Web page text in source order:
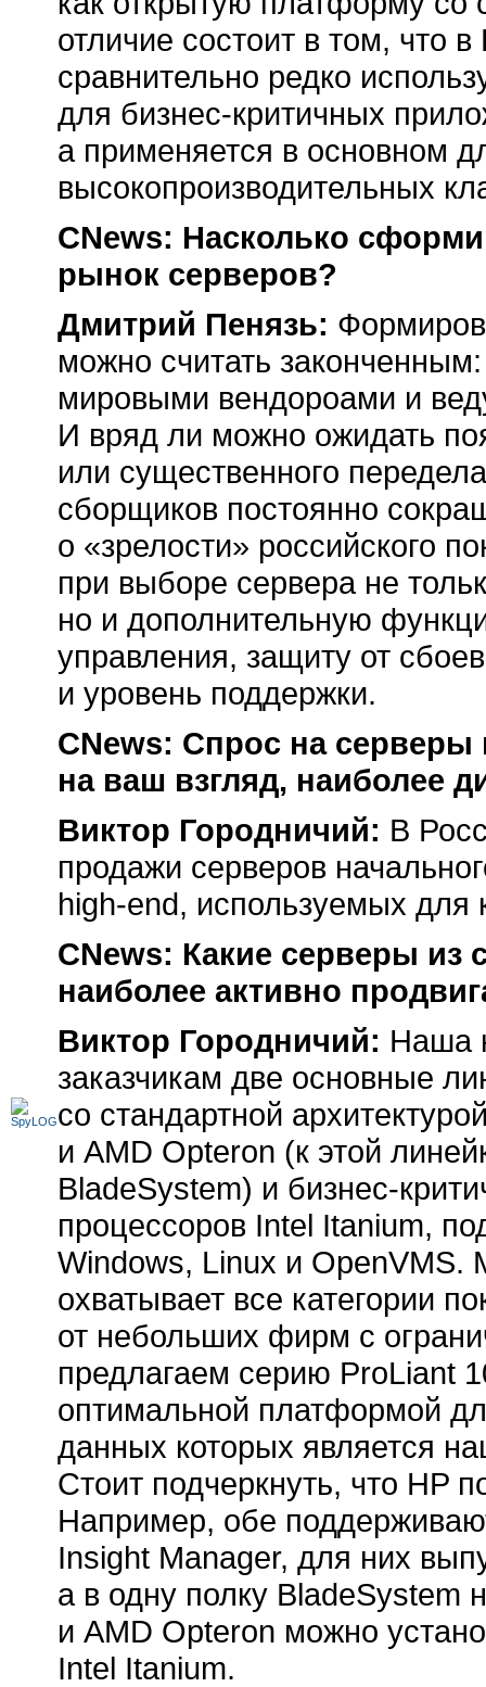
отличие состоит в том, что
сравнительно редко
для бизнес-критичных
а применяется в основном
высокопроизводительных
CNews: Насколько
рынок серверов?
Дмитрий Пенязь:
можно считать
мировыми вендороами и
И вряд ли можно ожидать
или существенного
сборщиков постоянно
о «зрелости» российского
при выборе сервера не
но и дополнительную
управления, защиту от
и уровень поддержки.
CNews: Спрос на серверы
на ваш взгляд, наиболее
Виктор Городничий: В
продажи серверов
high-end, используемых для
CNews: Какие серверы из
наиболее активно
Виктор Городничий: Наша
заказчикам две основные
со стандартной
и AMD Opteron (к этой
BladeSystem) и бизнес-
процессоров Intel Itanium,
Windows, Linux и
охватывает все категории
от небольших фирм с
предлагаем серию ProLiant
оптимальной платформой
данных которых является
Стоит подчеркнуть, что HP
Например, обе
Insight Manager, для них
а в одну полку BladeSystem
и AMD Opteron можно
Intel Itanium.